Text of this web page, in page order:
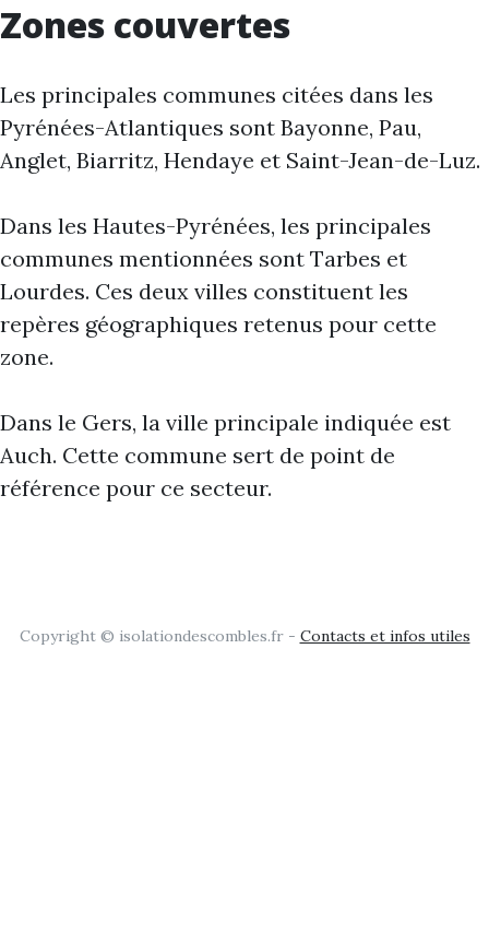
Zones couvertes
Les principales communes citées dans les
Pyrénées-Atlantiques sont Bayonne, Pau,
Anglet, Biarritz, Hendaye et Saint-Jean-de-Luz.
Dans les Hautes-Pyrénées, les principales
communes mentionnées sont Tarbes et
Lourdes. Ces deux villes constituent les
repères géographiques retenus pour cette
zone.
Dans le Gers, la ville principale indiquée est
Auch. Cette commune sert de point de
référence pour ce secteur.
Copyright © isolationdescombles.fr - Contacts et infos utiles